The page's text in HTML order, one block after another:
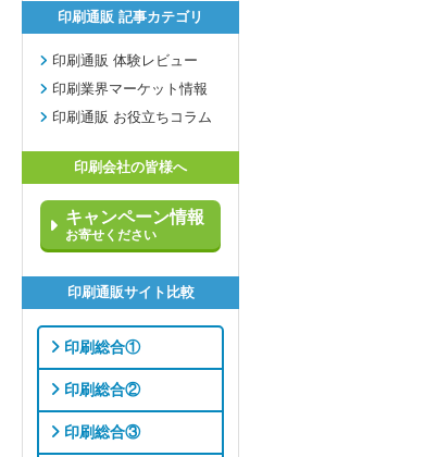
印刷通販 記事カテゴリ
印刷通販 体験レビュー
印刷業界マーケット情報
印刷通販 お役立ちコラム
印刷会社の皆様へ
キャンペーン情報
お寄せください
印刷通販サイト比較
印刷総合①
印刷総合②
印刷総合③